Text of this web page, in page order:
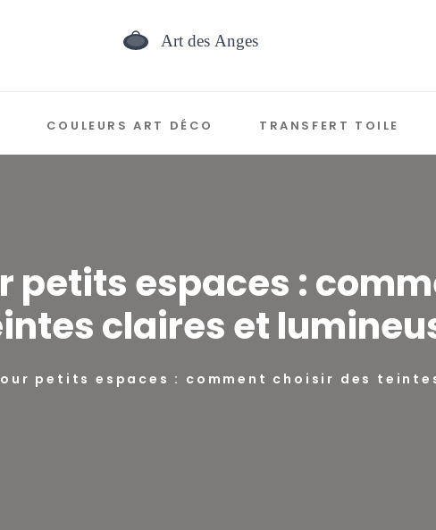
COULEURS ART DÉCO TRANSFERT TOILE
petits espaces :
claires et
petits espaces : comment choisir des